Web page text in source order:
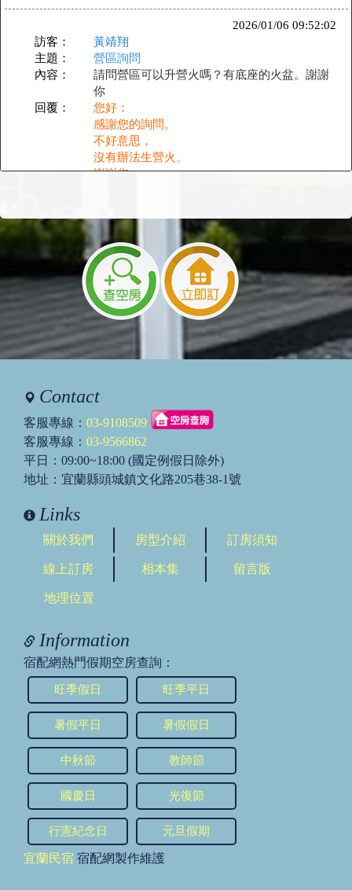
2026/01/06 09:52:02
訪客：
黃靖翔
主題：
營區詢問
內容：
請問營區可以升營火嗎？有底座的火盆。謝謝
你
回覆：
您好：
感謝您的詢問。
不好意思，
沒有辦法生營火。
謝謝您。
訪客：
黃靖翔
主題：
設備詢問
內容：
請問現場有販賣部嗎？
是否有木炭烤肉用品和飲料可以購買？謝謝
您好：
離現場約步行五分鐘(200公尺)，
有一間全聯超市。
2024/03/09 08:57:14
主題：
內容：
5車包車房間裡面是分別住幾人
回覆：
您好：
每台露營車最多可住四人。
謝謝您。
祝您有個愉快的假期~
訪客：
主題：
露營車內有盥洗設備嗎？
回覆：
露營車內沒有提供盥洗設備。
謝謝您。
訪客：
陳靜怡
主題：
有冰箱嗎？
內容：
想問那裡有冰箱能冰東西嗎？有插座能在帶烤
盤去嗎？
回覆：
有冰箱 可以插電
Contact
客服專線： 03-9108509
客服專線： 03-9566862
平日：09:00~18:00 (國定例假日除外)
地址：宜蘭縣頭城鎮文化路205巷38-1號
Links
關於我們 房型介紹 訂房須知
線上訂房 相本集 留言版
地理位置
Information
宿配網熱門假期空房查詢：
旺季假日 旺季平日
暑假平日 暑假假日
中秋節 教師節
國慶日 光復節
行憲紀念日 元旦假期
宜蘭民宿 宿配網製作維護